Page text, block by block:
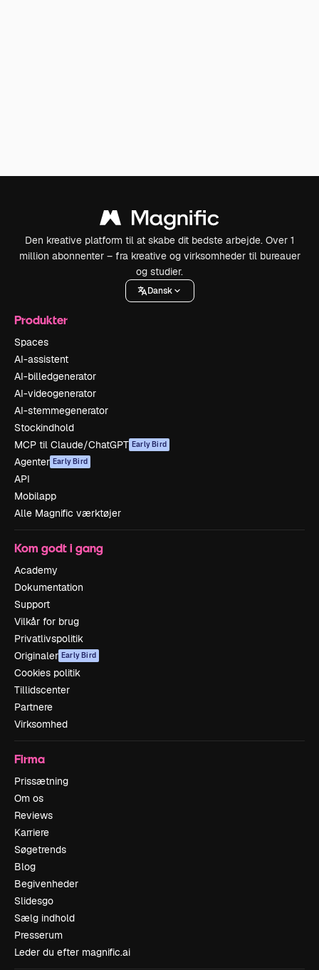
Den kreative platform til at skabe dit bedste arbejde. Over 1
million abonnenter – fra kreative og virksomheder til bureauer
og studier.
Dansk
Produkter
Spaces
AI-assistent
AI-billedgenerator
AI-videogenerator
AI-stemmegenerator
Stockindhold
MCP til Claude/ChatGPT Early Bird
Agenter Early Bird
API
Mobilapp
Alle Magnific værktøjer
Kom godt i gang
Academy
Dokumentation
Support
Vilkår for brug
Privatlivspolitik
Originaler Early Bird
Cookies politik
Tillidscenter
Partnere
Virksomhed
Firma
Prissætning
Om os
Reviews
Karriere
Søgetrends
Blog
Begivenheder
Slidesgo
Sælg indhold
Presserum
Leder du efter magnific.ai